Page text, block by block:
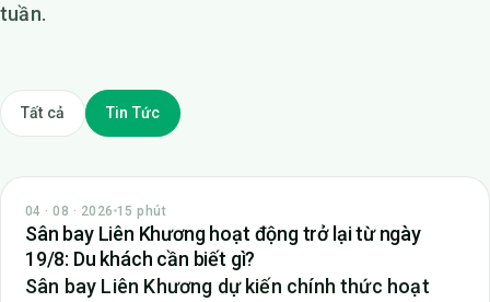
tuần.
Tất cả Tin Tức
TIN TỨC
04 · 08 · 2026 15 phút
Sân bay Liên Khương hoạt động trở lại từ ngày
19/8: Du khách cần biết gì?
Sân bay Liên Khương dự kiến chính thức hoạt